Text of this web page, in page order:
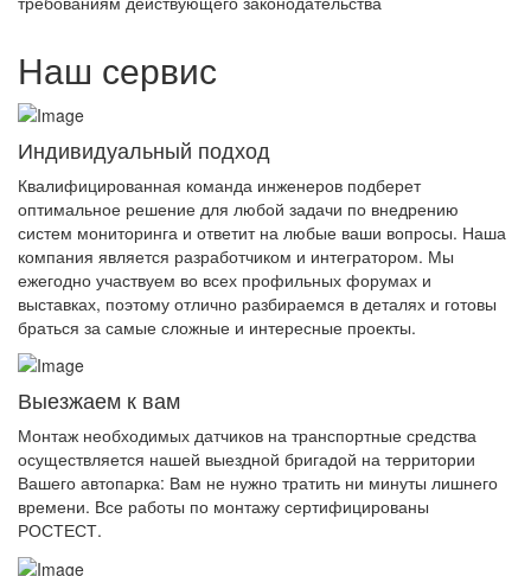
Наш сервис
Индивидуальный подход
Квалифицированная команда инженеров подберет
оптимальное решение для любой задачи по внедрению
систем мониторинга и ответит на любые ваши вопросы. Наша
компания является разработчиком и интегратором. Мы
ежегодно участвуем во всех профильных форумах и
выставках, поэтому отлично разбираемся в деталях и готовы
браться за самые сложные и интересные проекты.
Выезжаем к вам
Монтаж необходимых датчиков на транспортные средства
осуществляется нашей выездной бригадой на территории
Вашего автопарка: Вам не нужно тратить ни минуты лишнего
времени. Все работы по монтажу сертифицированы
РОСТЕСТ.